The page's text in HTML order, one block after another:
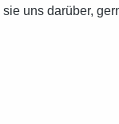
uns darüber,